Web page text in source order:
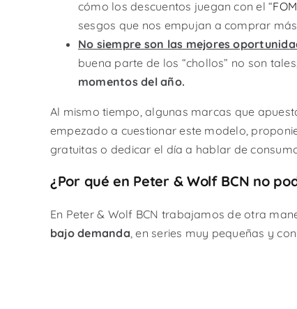
cómo los descuentos juegan con el “
sesgos que nos empujan a comprar
No siempre son las mejores
buena parte de los “chollos” no son
momentos del año.
Al mismo tiempo, algunas marcas que
empezado a cuestionar este modelo,
gratuitas o dedicar el día a hablar de
¿Por qué en Peter & Wolf BCN no
En Peter & Wolf BCN trabajamos de otra
bajo demanda, en series muy pequeñas y